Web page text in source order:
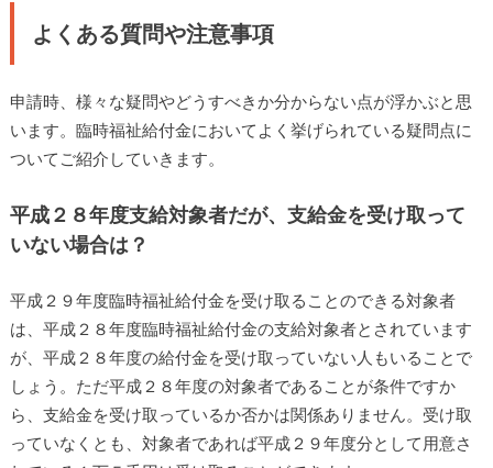
よくある質問や注意事項
申請時、様々な疑問やどうすべきか分からない点が浮かぶと思
います。臨時福祉給付金においてよく挙げられている疑問点に
ついてご紹介していきます。
平成２８年度支給対象者だが、支給金を受け取って
いない場合は？
平成２９年度臨時福祉給付金を受け取ることのできる対象者
は、平成２８年度臨時福祉給付金の支給対象者とされています
が、平成２８年度の給付金を受け取っていない人もいることで
しょう。ただ平成２８年度の対象者であることが条件ですか
ら、支給金を受け取っているか否かは関係ありません。受け取
っていなくとも、対象者であれば平成２９年度分として用意さ